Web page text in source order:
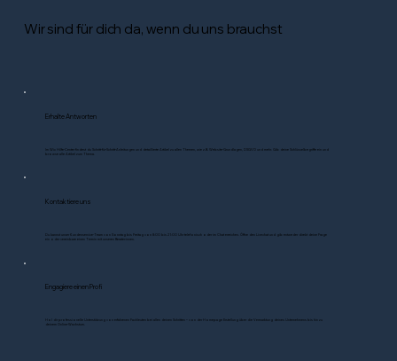
Wir sind für dich da, wenn du uns brauchst
Erhalte Antworten
Im Wix Hilfe-Center findest du Schritt-für-Schritt-Anleitungen und detaillierte Artikel zu allen Themen, wie z.B. Website-Grundlagen, DSGVO und mehr. Gib deine Schlüsselbegriffe ein und
browse alle Artikel zum Thema.
Kontaktiere uns
Du kannst unser Kundenservice-Team von Sonntag bis Freitag von 8:00 bis 21:00 Uhr telefonisch oder im Chat erreichen. Öffne den Livechat und gib entweder direkt deine Frage
ein oder vereinbare einen Termin mit unseren Berater:innen.
Engagiere einen Profi
Hol dir professionelle Unterstützung von erfahrenen Fachleuten bei allen deinen Schritten – von der Homepage Erstellung über die Vermarktung deines Unternehmens bis hin zu
deinem Online-Wachstum.